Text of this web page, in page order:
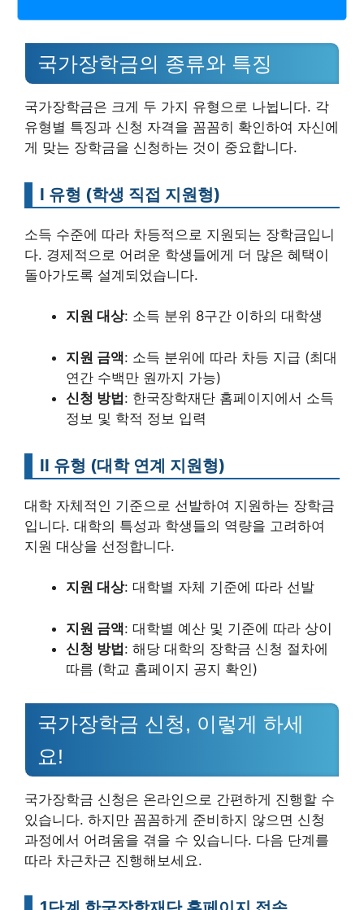
국가장학금의 종류와 특징
국가장학금은 크게 두 가지 유형으로 나뉩니다. 각
유형별 특징과 신청 자격을 꼼꼼히 확인하여 자신에
게 맞는 장학금을 신청하는 것이 중요합니다.
I 유형 (학생 직접 지원형)
소득 수준에 따라 차등적으로 지원되는 장학금입니
다. 경제적으로 어려운 학생들에게 더 많은 혜택이
돌아가도록 설계되었습니다.
지원 대상: 소득 분위 8구간 이하의 대학생
지원 금액: 소득 분위에 따라 차등 지급 (최대
연간 수백만 원까지 가능)
신청 방법: 한국장학재단 홈페이지에서 소득
정보 및 학적 정보 입력
II 유형 (대학 연계 지원형)
대학 자체적인 기준으로 선발하여 지원하는 장학금
입니다. 대학의 특성과 학생들의 역량을 고려하여
지원 대상을 선정합니다.
지원 대상: 대학별 자체 기준에 따라 선발
지원 금액: 대학별 예산 및 기준에 따라 상이
신청 방법: 해당 대학의 장학금 신청 절차에
따름 (학교 홈페이지 공지 확인)
국가장학금 신청, 이렇게 하세
요!
국가장학금 신청은 온라인으로 간편하게 진행할 수
있습니다. 하지만 꼼꼼하게 준비하지 않으면 신청
과정에서 어려움을 겪을 수 있습니다. 다음 단계를
따라 차근차근 진행해보세요.